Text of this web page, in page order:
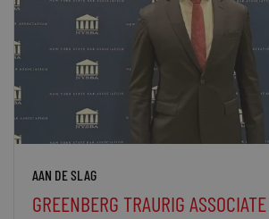
AAN DE SLAG
GREENBERG TRAURIG